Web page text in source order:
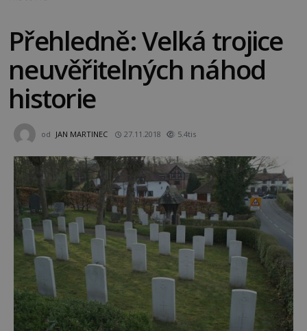
Přehledně: Velká trojice
neuvěřitelných náhod
historie
od JAN MARTINEC 27.11.2018 5.4tis